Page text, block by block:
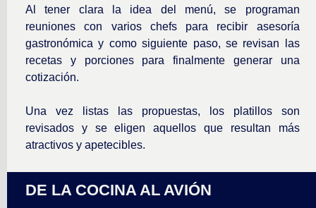
Al tener clara la idea del menú, se programan
reuniones con varios chefs para recibir asesoría
gastronómica y como siguiente paso, se revisan las
recetas y porciones para finalmente generar una
cotización.
Una vez listas las propuestas, los platillos son
revisados y se eligen aquellos que resultan más
atractivos y apetecibles.
DE LA COCINA AL AVIÓN